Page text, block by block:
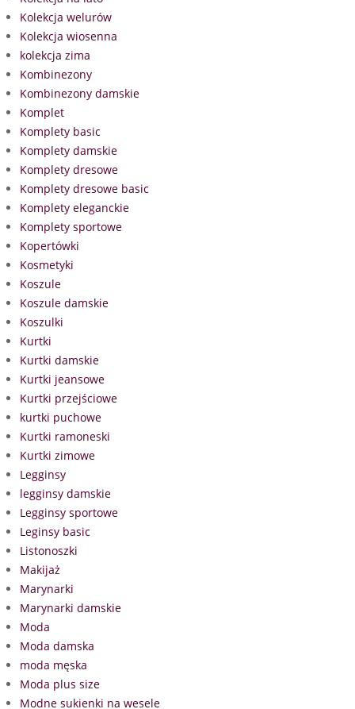
Kolekcja welurów
Kolekcja wiosenna
kolekcja zima
Kombinezony
Kombinezony damskie
Komplet
Komplety basic
Komplety damskie
Komplety dresowe
Komplety dresowe basic
Komplety eleganckie
Komplety sportowe
Kopertówki
Kosmetyki
Koszule
Koszule damskie
Koszulki
Kurtki
Kurtki damskie
Kurtki jeansowe
Kurtki przejściowe
kurtki puchowe
Kurtki ramoneski
Kurtki zimowe
Legginsy
legginsy damskie
Legginsy sportowe
Leginsy basic
Listonoszki
Makijaż
Marynarki
Marynarki damskie
Moda
Moda damska
moda męska
Moda plus size
Modne sukienki na wesele